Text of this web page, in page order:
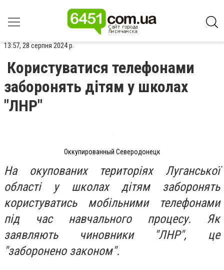
13:57, 28 серпня 2024 р.
Користуватися телефонами
заборонять дітям у школах
"ЛНР"
Оккупированный Северодонецк
На окупованих територіях Луганської
області у школах дітям заборонять
користуватись мобільними телефонами
під час навчального процесу. Як
заявляють чиновники "ЛНР", це
"заборонено законом".